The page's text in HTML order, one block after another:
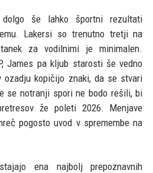
dolgo še lahko športni rezultati
Lakersi so trenutno tretji na
za vodilnimi je minimalen.
James pa kljub starosti še vedno
ozadju kopičijo znaki, da se stvari
se notranji spori ne bodo rešili, bi
že poleti 2026. Menjave
pogosto uvod v spremembe na
ena najbolj prepoznavnih